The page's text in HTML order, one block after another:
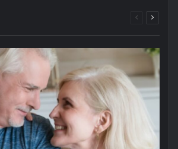
ÖncekiSonraki